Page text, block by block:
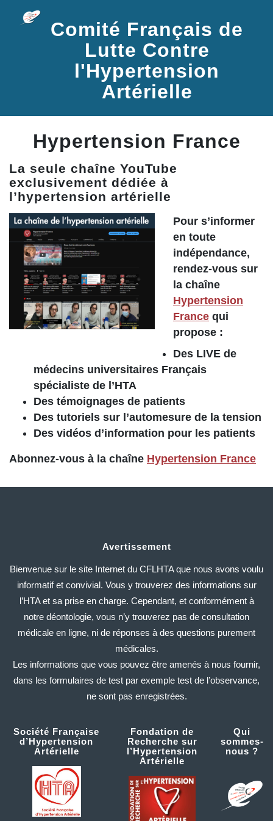
Comité Français de
Lutte Contre
l'Hypertension
Artérielle
Hypertension France
La seule chaîne YouTube
exclusivement dédiée à
l’hypertension artérielle
Pour s’informer
en toute
indépendance,
rendez-vous sur
la chaîne
Hypertension
France qui
propose :
Des LIVE de
médecins universitaires Français
spécialiste de l’HTA
Des témoignages de patients
Des tutoriels sur l’automesure de la tension
Des vidéos d’information pour les patients
Abonnez-vous à la chaîne Hypertension France
Avertissement
Bienvenue sur le site Internet du CFLHTA que nous avons voulu
informatif et convivial. Vous y trouverez des informations sur
l’HTA et sa prise en charge. Cependant, et conformément à
notre déontologie, vous n’y trouverez pas de consultation
médicale en ligne, ni de réponses à des questions purement
médicales.
Les informations que vous pouvez être amenés à nous fournir,
dans les formulaires de test par exemple test de l’observance,
ne sont pas enregistrées.
Société Française
d’Hypertension
Artérielle
Fondation de
Recherche sur
l’Hypertension
Artérielle
Qui
sommes-
nous ?